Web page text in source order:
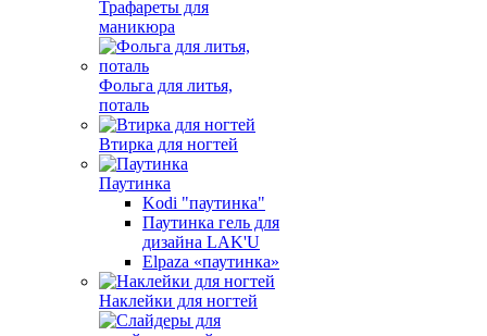
Трафареты для
маникюра
Фольга для литья,
поталь
Втирка для ногтей
Паутинка
Kodi "паутинка"
Паутинка гель для
дизайна LAK'U
Elpaza «паутинка»
Наклейки для ногтей